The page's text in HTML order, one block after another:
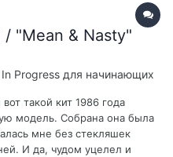
"Mean & Nasty"
In Progress для начинающих
такой кит 1986 года
модель. Собрана она была
мне без стекляшек
И да, чудом уцелел и